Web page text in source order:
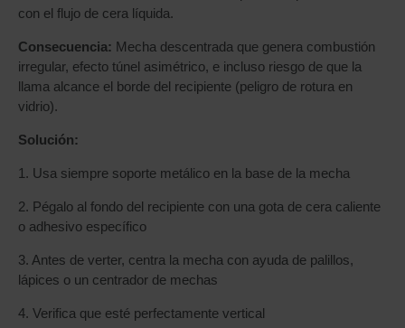
con el flujo de cera líquida.
Consecuencia: Mecha descentrada que genera combustión
irregular, efecto túnel asimétrico, e incluso riesgo de que la
llama alcance el borde del recipiente (peligro de rotura en
vidrio).
Solución:
1. Usa siempre soporte metálico en la base de la mecha
2. Pégalo al fondo del recipiente con una gota de cera caliente
o adhesivo específico
3. Antes de verter, centra la mecha con ayuda de palillos,
lápices o un centrador de mechas
4. Verifica que esté perfectamente vertical